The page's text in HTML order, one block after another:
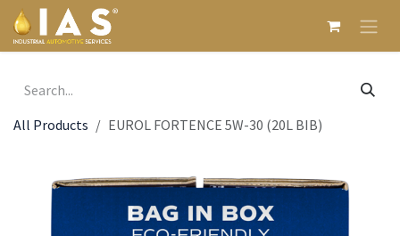
Skip to Content
All Products EUROL FORTENCE 5W-30 (20L BIB)